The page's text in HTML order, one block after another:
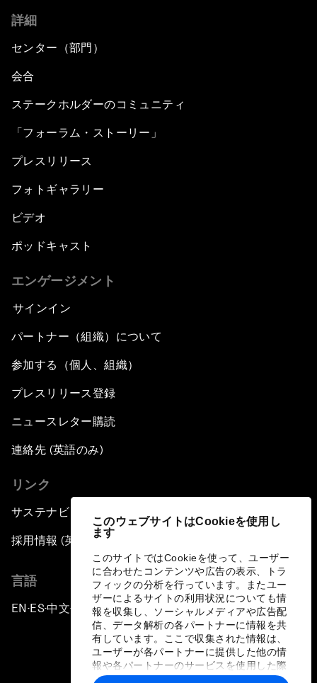
このウェブサイトはCookieを使用し
ます
このサイトではCookieを使って、ユーザー
に合わせたコンテンツや広告の表示、トラ
フィックの分析を行っています。またユー
ザーによるサイトの利用状況についても情
報を収集し、ソーシャルメディアや広告配
信、データ解析の各パートナーに情報を共
有しています。ここで収集された情報は、
ユーザーが各パートナーに提供した他の情
報や各パートナーのサービスを使用した際
に収集された情報と組み合わされ、各パー
詳細
センター（部門）
会合
ステークホルダーのコミュニティ
「フォーラム・ストーリー」
プレスリリース
フォトギャラリー
ビデオ
ポッドキャスト
エンゲージメント
サインイン
パートナー（組織）について
参加する（個人、組織）
プレスリリース登録
ニュースレター購読
連絡先 (英語のみ)
リンク
サステナビリティへの取り組み
採用情報 (英語のみ)
言語
EN ▪ES▪中文▪ 日本語